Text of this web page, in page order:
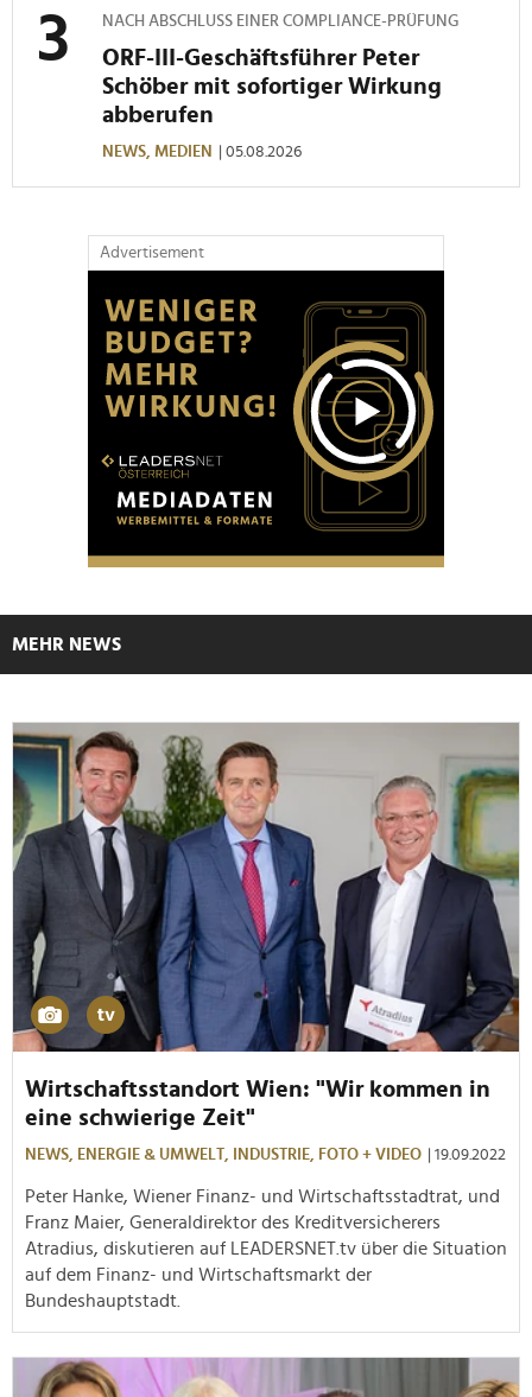
NACH ABSCHLUSS EINER COMPLIANCE-PRÜFUNG
ORF-III-Geschäftsführer Peter
Schöber mit sofortiger Wirkung
abberufen
NEWS, MEDIEN | 05.08.2026
Advertisement
MEHR NEWS
Wirtschaftsstandort Wien: "Wir kommen in
eine schwierige Zeit"
NEWS, ENERGIE & UMWELT, INDUSTRIE, FOTO + VIDEO | 19.09.2022
Peter Hanke, Wiener Finanz- und Wirtschaftsstadtrat, und
Franz Maier, Generaldirektor des Kreditversicherers
Atradius, diskutieren auf LEADERSNET.tv über die Situation
auf dem Finanz- und Wirtschaftsmarkt der
Bundeshauptstadt.